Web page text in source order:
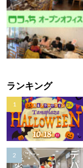
ランキング